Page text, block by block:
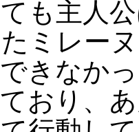
も主人
ミレー
きなか
おり、